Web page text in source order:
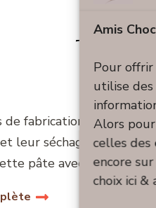
Amis
Pour offrir
utilise des
Alors
celles des
encore sur
choix ici &
Tout
de fabrication du
leur séchage, leur
pâte avec du sucre et